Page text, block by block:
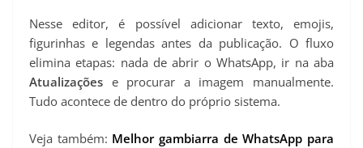
Nesse editor, é possível adicionar texto, emojis,
figurinhas e legendas antes da publicação. O fluxo
elimina etapas: nada de abrir o WhatsApp, ir na aba
Atualizações e procurar a imagem manualmente.
Tudo acontece de dentro do próprio sistema.
Veja também: Melhor gambiarra de WhatsApp para